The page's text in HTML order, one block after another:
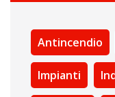
Antincendio
Impianti